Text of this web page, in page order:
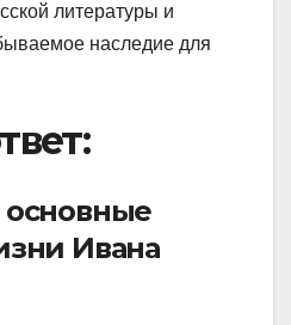
литературы и
наследие для
Ивана